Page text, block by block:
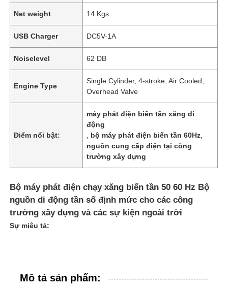
Net weight 14 Kgs
USB Charger DC5V-1A
Noiselevel 62 DB
Engine Type
Single Cylinder, 4-stroke, Air Cooled,
Overhead Valve
Điểm nổi bật:
máy phát điện biến tần xăng di
động
bộ máy phát điện biến tần 60Hz
nguồn cung cấp điện tại công
trường xây dựng
Bộ máy phát điện chạy xăng biến tần 50 60 Hz Bộ
nguồn di động tần số định mức cho các công
trường xây dựng và các sự kiện ngoài trời
Sự miêu tả:
Mô tả sản phẩm: